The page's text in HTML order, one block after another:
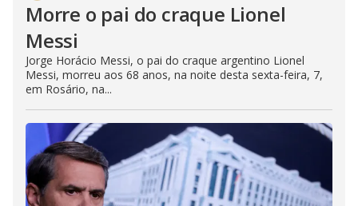
Morre o pai do craque Lionel
Messi
Jorge Horácio Messi, o pai do craque argentino Lionel
Messi, morreu aos 68 anos, na noite desta sexta-feira, 7,
em Rosário, na...